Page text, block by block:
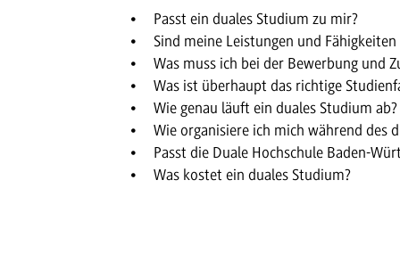
Passt ein duales Studium zu mir?
Sind meine Leistungen und
Was muss ich bei der Bewerbung und
Was ist überhaupt das richtige
Wie genau läuft ein duales Studium ab?
Wie organisiere ich mich während des
Passt die Duale Hochschule Baden-
Was kostet ein duales Studium?